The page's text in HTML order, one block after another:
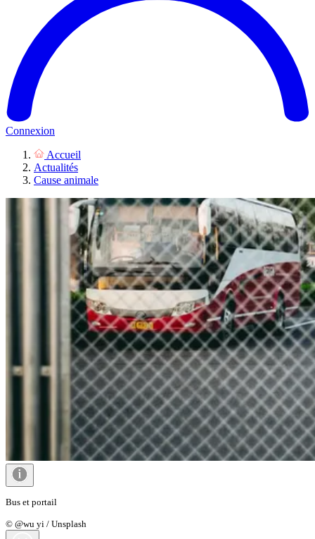
Connexion
Accueil
Actualités
Cause animale
Bus et portail
© @wu yi / Unsplash